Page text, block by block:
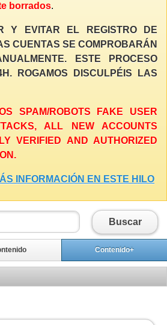
borrados.
Y EVITAR EL REGISTRO DE
CUENTAS SE COMPROBARÁN
ESTE PROCESO
ROGAMOS DISCULPÉIS LAS
SPAM/ROBOTS FAKE USER
ALL NEW ACCOUNTS
VERIFIED AND AUTHORIZED
INFORMACIÓN EN ESTE HILO
Buscar
Contenido+